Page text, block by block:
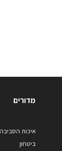
מדורים
איכות הסביבה
ביטחון